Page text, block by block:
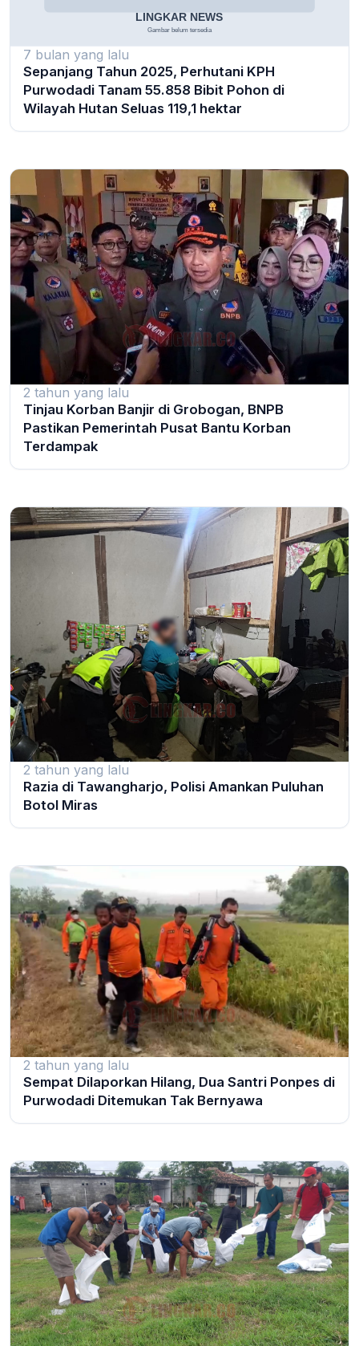
7 bulan yang lalu
Sepanjang Tahun 2025, Perhutani KPH
Purwodadi Tanam 55.858 Bibit Pohon di
Wilayah Hutan Seluas 119,1 hektar
2 tahun yang lalu
Tinjau Korban Banjir di Grobogan, BNPB
Pastikan Pemerintah Pusat Bantu Korban
Terdampak
2 tahun yang lalu
Razia di Tawangharjo, Polisi Amankan Puluhan
Botol Miras
2 tahun yang lalu
Sempat Dilaporkan Hilang, Dua Santri Ponpes di
Purwodadi Ditemukan Tak Bernyawa